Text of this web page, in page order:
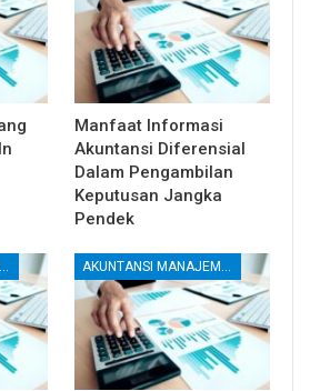
Manfaat Informasi
Akuntansi Diferensial
Dalam Pengambilan
Keputusan Jangka
Pendek
AKUNTANSI MANAJEMEN DAN BIAYA AKUNTANSI MANAJEMEN DAN BIAYA